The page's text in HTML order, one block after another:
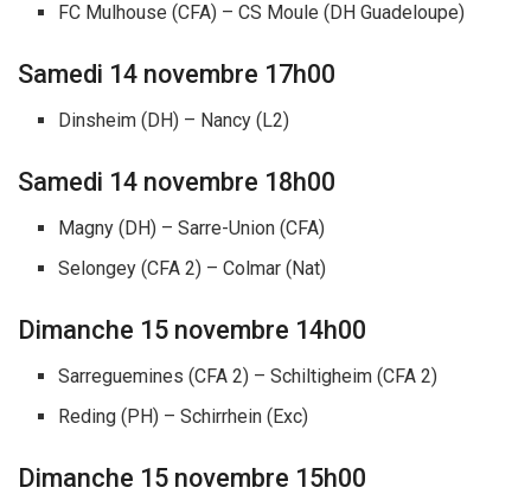
FC Mulhouse (CFA) – CS Moule (DH Guadeloupe)
Samedi 14 novembre 17h00
Dinsheim (DH) – Nancy (L2)
Samedi 14 novembre 18h00
Magny (DH) – Sarre-Union (CFA)
Selongey (CFA 2) – Colmar (Nat)
Dimanche 15 novembre 14h00
Sarreguemines (CFA 2) – Schiltigheim (CFA 2)
Reding (PH) – Schirrhein (Exc)
Dimanche 15 novembre 15h00